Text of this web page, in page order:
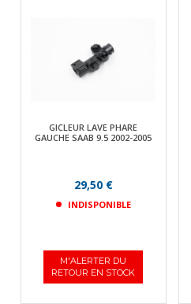
GICLEUR LAVE PHARE
GAUCHE SAAB 9.5 2002-2005
29,50 €
INDISPONIBLE
M'ALERTER DU
RETOUR EN STOCK